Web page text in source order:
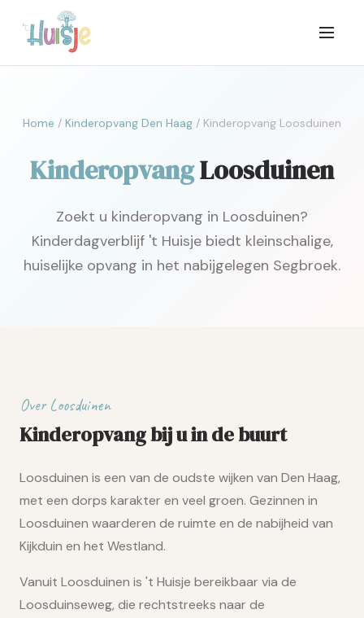
Home / Kinderopvang Den Haag / Kinderopvang Loosduinen
KinderopvangLoosduinen
Zoekt u kinderopvang in Loosduinen?
Kinderdagverblijf 't Huisje biedt kleinschalige,
huiselijke opvang in het nabijgelegen Segbroek.
Over Loosduinen
Kinderopvang bij u in de buurt
Loosduinen is een van de oudste wijken van Den Haag,
met een dorps karakter en veel groen. Gezinnen in
Loosduinen waarderen de ruimte en de nabijheid van
Kijkduin en het Westland.
Vanuit Loosduinen is 't Huisje bereikbaar via de
Loosduinseweg, die rechtstreeks naar de